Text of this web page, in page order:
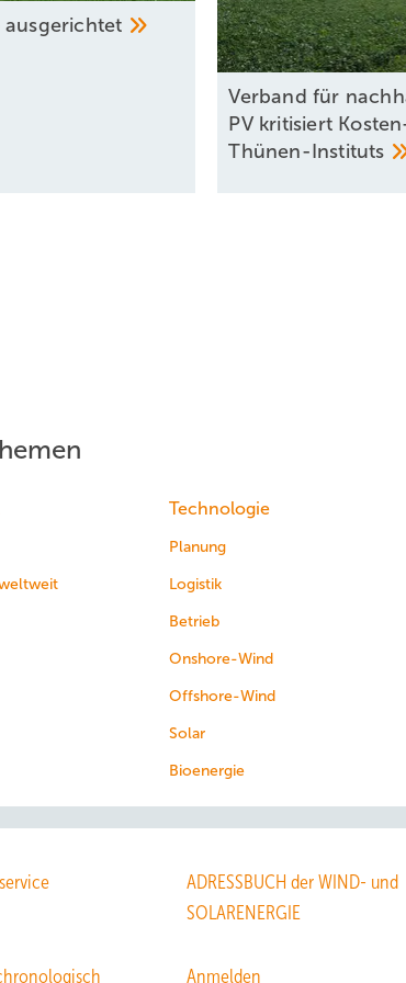
sehr offen. Es geht nicht mehr nur um Verträge,
ist zumindest genauso eine Umwelt- wie eine
ausgerichtet
Verband für
PV kritisiert
Thünen-Instituts
Technologie
Planung
Logistik
Betrieb
Onshore-Wind
Offshore-Wind
Solar
Bioenergie
ADRESSBUCH der WIND- und
SOLARENERGIE
Anmelden